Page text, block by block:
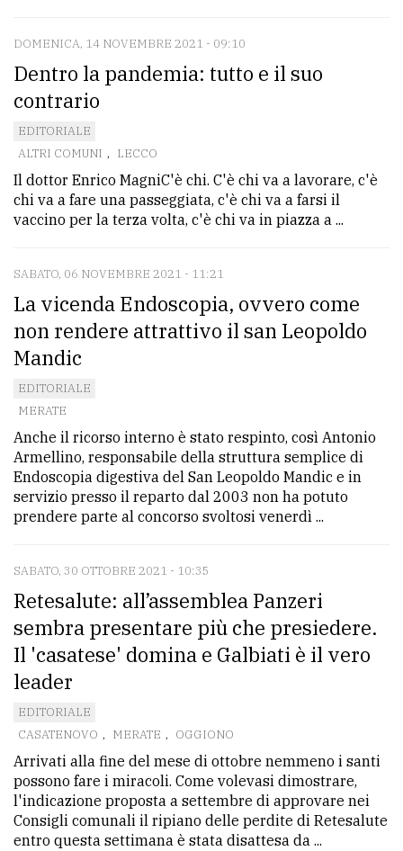
DOMENICA, 14 NOVEMBRE 2021 - 09:10
Dentro la pandemia: tutto e il suo
contrario
EDITORIALE
ALTRI COMUNI , LECCO
Il dottor Enrico MagniC'è chi. C'è chi va a lavorare, c'è
chi va a fare una passeggiata, c'è chi va a farsi il
vaccino per la terza volta, c'è chi va in piazza a ...
SABATO, 06 NOVEMBRE 2021 - 11:21
La vicenda Endoscopia, ovvero come
non rendere attrattivo il san Leopoldo
Mandic
EDITORIALE
MERATE
Anche il ricorso interno è stato respinto, così Antonio
Armellino, responsabile della struttura semplice di
Endoscopia digestiva del San Leopoldo Mandic e in
servizio presso il reparto dal 2003 non ha potuto
prendere parte al concorso svoltosi venerdì ...
SABATO, 30 OTTOBRE 2021 - 10:35
Retesalute: all’assemblea Panzeri
sembra presentare più che presiedere.
Il 'casatese' domina e Galbiati è il vero
leader
EDITORIALE
CASATENOVO , MERATE , OGGIONO
Arrivati alla fine del mese di ottobre nemmeno i santi
possono fare i miracoli. Come volevasi dimostrare,
l'indicazione proposta a settembre di approvare nei
Consigli comunali il ripiano delle perdite di Retesalute
entro questa settimana è stata disattesa da ...